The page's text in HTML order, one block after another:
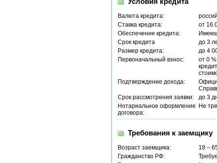
Валюта кредита:
Ставка кредита:
от
Обеспечение кредита:
Срок кредита
до 3
Размер кредита:
до 4
Первоначальный взнос:
от 0 %
Подтверждение дохода:
Срок рассмотрения заявки:
до 3
Нотариальное оформление
договора:
Не
Требования к заемщику
Возраст заемщика:
18 –
Гражданство РФ: